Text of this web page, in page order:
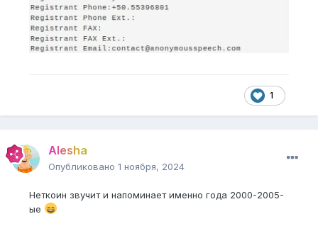
1
Alesha
Опубликовано 1 ноября, 2024
Неткоин звучит и напоминает именно года 2000-2005-
ые